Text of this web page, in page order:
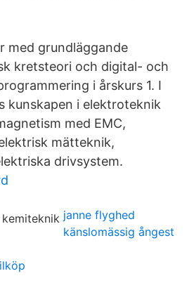
med grundläggande
kretsteori och digital- och
i årskurs 1. I
kunskapen i elektroteknik
med EMC,
mätteknik,
drivsystem.
janne flyghed
känslomässig ångest